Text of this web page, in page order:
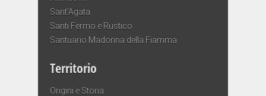
Sant’Agata
Santi Fermo e Rustico
Santuario Madonna della Fiamma
Territorio
Origini e Storia